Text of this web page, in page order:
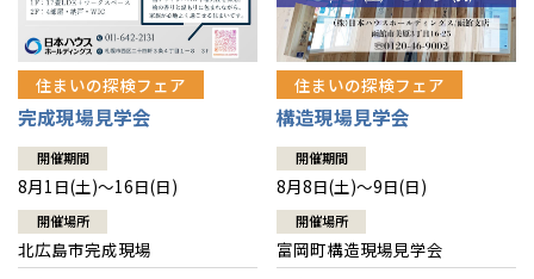
24時間対応コールセンター
デザイン賞各種受賞
セントラルヒーティング
住まいのコラム
住まいのお手入れ集
高い信頼性
安心の管理体制
ギャラリー
会社情報 トップ
ニュースリリース
代表ごあいさつ
企業理念
会社概要
お問い合わせ
会員サイト
住まいの探検フェア
完成現場見学会
開催期間
8月1日(土)～16日(日)
開催場所
北広島市完成現場
住まいの探検フェア
構造現場見学会
開催期間
8月8日(土)～9日(日)
開催場所
富岡町構造現場見学会